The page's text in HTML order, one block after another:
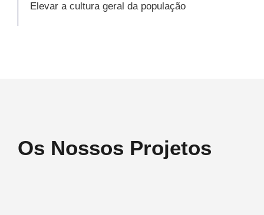
Elevar a cultura geral da população
Os Nossos Projetos